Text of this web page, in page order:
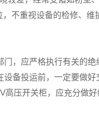
不重视设备的检修、
门，应严格执行有关的
设备投运前，一定要做
压开关柜，应充分做